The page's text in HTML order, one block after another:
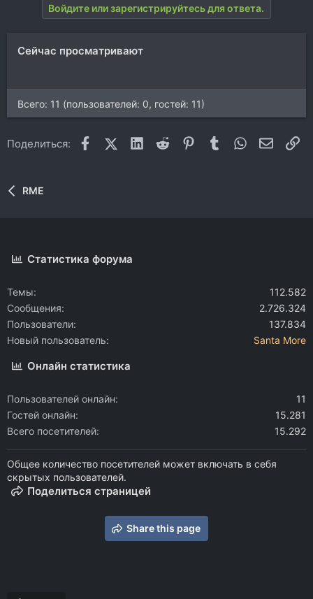
Войдите или зарегистрируйтесь для ответа.
Сейчас просматривают
Всего: 11 (пользователей: 0, гостей: 11)
Поделиться: FacebookX (Twitter)
LinkedIn
Reddit Pinterest
Tumblr WhatsApp
RME
Статистика форума
Темы
112.582
Сообщения
2.726.324
Пользователи
137.834
Новый пользователь
Santa More
Онлайн статистика
Пользователей онлайн
11
Гостей онлайн
15.281
Всего посетителей
15.292
Общее количество посетителей может включать в себя
скрытых пользователей.
Поделиться страницей
Share this page